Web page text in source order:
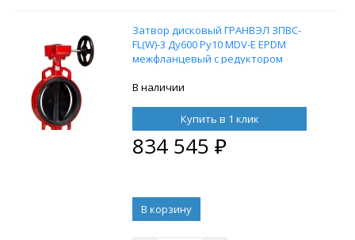
Затвор дисковый ГРАНВЭЛ ЗПВС-
FL(W)-3 Ду600 Ру10 MDV-E EPDM
межфланцевый с редуктором
В наличии
Купить в 1 клик
834 545 ₽
В корзину